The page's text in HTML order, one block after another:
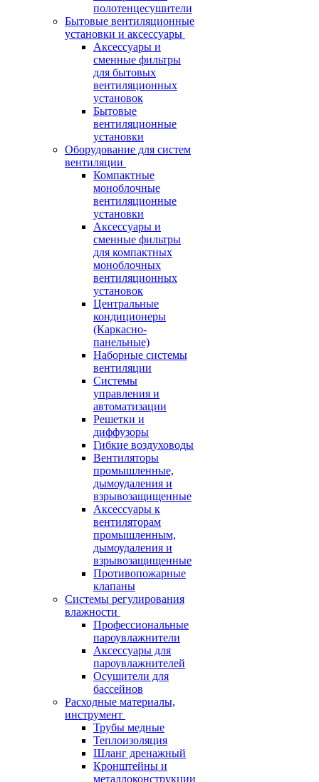
полотенцесушители
Бытовые вентиляционные
установки и аксессуары
Аксессуары и
сменные фильтры
для бытовых
вентиляционных
установок
Бытовые
вентиляционные
установки
Оборудование для систем
вентиляции
Компактные
моноблочные
вентиляционные
установки
Аксессуары и
сменные фильтры
для компактных
моноблочных
вентиляционных
установок
Центральные
кондиционеры
(Каркасно-
панельные)
Наборные системы
вентиляции
Системы
управления и
автоматизации
Решетки и
диффузоры
Гибкие воздуховоды
Вентиляторы
промышленные,
дымоудаления и
взрывозащищенные
Аксессуары к
вентиляторам
промышленным,
дымоудаления и
взрывозащищенные
Противопожарные
клапаны
Системы регулирования
влажности
Профессиональные
пароувлажнители
Аксессуары для
пароувлажнителей
Осушители для
бассейнов
Расходные материалы,
инструмент
Трубы медные
Теплоизоляция
Шланг дренажный
Кронштейны и
металлоконструкции